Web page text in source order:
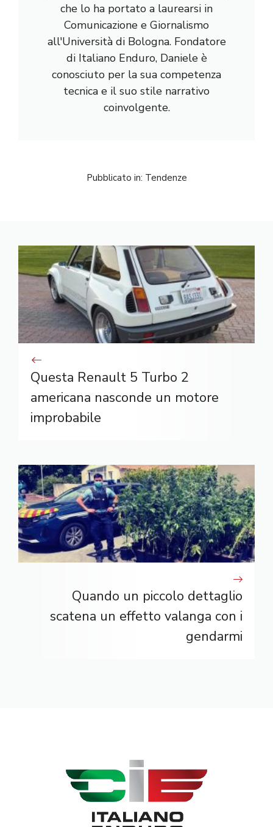
che lo ha portato a laurearsi in
Comunicazione e Giornalismo
all'Università di Bologna. Fondatore
di Italiano Enduro, Daniele è
conosciuto per la sua competenza
tecnica e il suo stile narrativo
coinvolgente.
Pubblicato in: Tendenze
Questa Renault 5 Turbo 2
americana nasconde un motore
improbabile
Quando un piccolo dettaglio
scatena un effetto valanga con i
gendarmi